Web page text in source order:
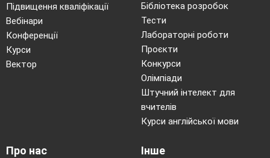
Підвищення кваліфікації
Вебінари
Конференції
Курси
Вектор
Бібліотека розробок
Тести
Лабораторні роботи
Проєкти
Конкурси
Олімпіади
Штучний інтелект для
вчителів
Курси англійської мови
Про нас Інше